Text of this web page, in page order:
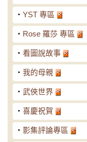
‧ YST 專區
‧ Rose 羅莎 專區
‧ 看圖說故事
‧ 我的母親
‧ 武俠世界
‧ 喜慶祝賀
‧ 影集評論專區